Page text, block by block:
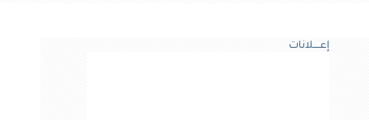
إعــــلانات